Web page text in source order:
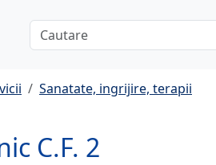
Sanatate, ingrijire, terapii
C.F. 2